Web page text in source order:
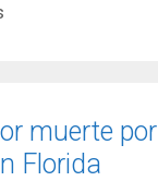
muerte por
Florida